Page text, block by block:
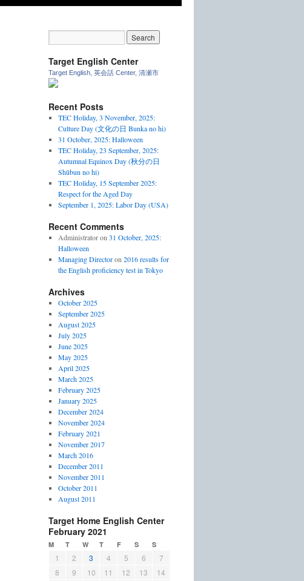
Target English Center
Target English, 英会話 Center, 清瀬市
Recent Posts
TEC Holiday, 3 November, 2025:
Culture Day (文化の日 Bunka no hi)
31 October, 2025: Halloween
TEC Holiday, 23 September, 2025:
Autumnal Equinox Day (秋分の日
Shūbun no hi)
TEC Holiday, 15 September 2025:
Respect for the Aged Day
September 1, 2025: Labor Day (USA)
Recent Comments
Administratoron 31 October, 2025:
Halloween
Managing Directoron 2016 results for
the English proficiency test in Tokyo
Archives
October 2025
September 2025
August 2025
July 2025
June 2025
May 2025
April 2025
March 2025
February 2025
January 2025
December 2024
November 2024
February 2021
November 2017
March 2016
December 2011
November 2011
October 2011
August 2011
Target Home English Center
February 2021
M T W T F S S
1 2 3 4 5 6
7
8
9 10 11 12 13
14